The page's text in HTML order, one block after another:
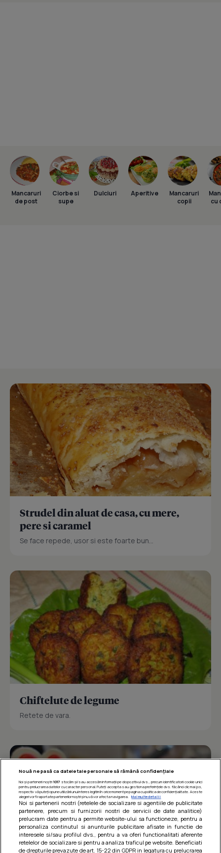
Mancaruri
de post
Ciorbe si
supe
Dulciuri Aperitive
Mancaruri
copii
cu
Strudel din aluat de casa, cu mere,
pere si caramel
Se face repede, usor si este foarte bun...
Chiftelute de legume
Retete de vara.
Nouă ne pasă ca datele tale personale să rămână confidențiale
Noi și partenerii noștri 1017 stocăm și/sau accesăm informații pe dispozitivul dvs., precum identificatorii cookie unici
pentru prelucrarea datelor cu caracter personal. Puteți accepta sau gestiona preferințele dvs. făcând clic mai jos,
respectiv vă puteți opune utilizării unui interes legitim în orice moment pe pagina cu politica de confidențialitate. Aceste
alegeri vor fi raportate partenerilor noștri și nu vă vor afecta navigarea.
Mai multe detalii
Noi si partenerii nostri (retelele de socializare si agentiile de publicitate
partenere, precum si furnizorii nostri de servicii de date analitice)
prelucram date pentru a permite website-ului sa functioneze, pentru a
personaliza continutul si anunturile publicitare afisate in functie de
interesele si/sau profilul dvs., pentru a va oferi functionalitati aferente
retelelor de socializare si pentru a analiza traficul pe website. Beneficiati
de drepturile prevazute de art. 15-22 din GDPR in legatura cu prelucrarea